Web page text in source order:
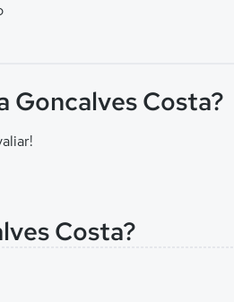
Goncalves Costa?
Costa?